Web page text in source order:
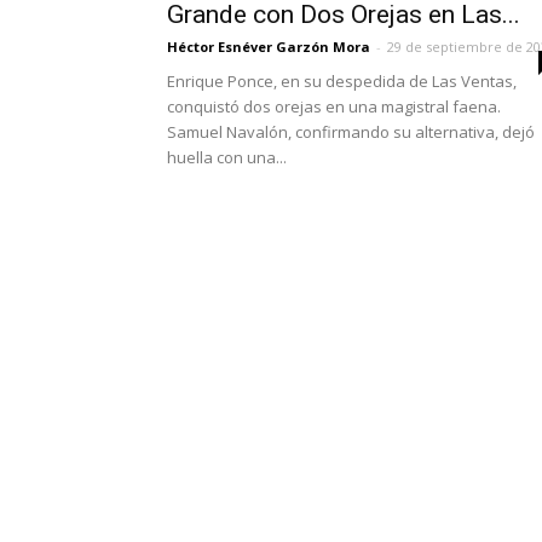
Grande con Dos Orejas en Las...
Héctor Esnéver Garzón Mora - 29 de septiembre de
Enrique Ponce, en su despedida de Las Ventas,
conquistó dos orejas en una magistral faena.
Samuel Navalón, confirmando su alternativa, dejó
huella con una...